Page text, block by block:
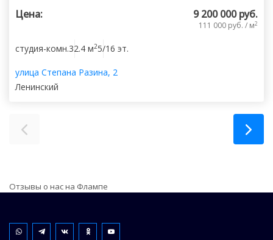
Цена: 9 200 000 руб.
111 000 руб. / м2
студия-комн.32.4 м25/16 эт.
улица Степана Разина, 2
Ленинский
Отзывы о нас на Флампе